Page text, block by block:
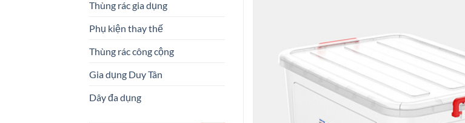
Thùng rác gia dụng
Phụ kiện thay thế
Thùng rác công cộng
Gia dụng Duy Tân
Dây đa dụng